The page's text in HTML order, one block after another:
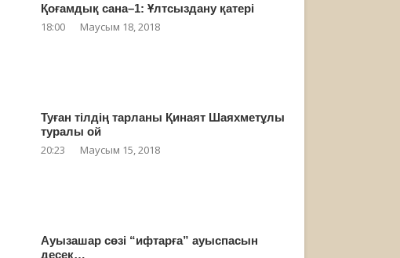
Қоғамдық сана–1: Ұлтсыздану қатері
18:00 Маусым 18, 2018
Туған тілдің тарланы Қинаят Шаяхметұлы
туралы ой
20:23 Маусым 15, 2018
Ауызашар сөзі “ифтарға” ауыспасын
десек…